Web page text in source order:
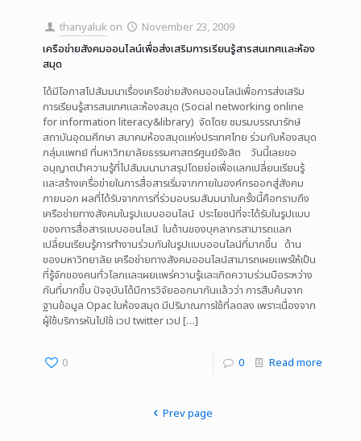
thanyaluk on
November 23, 2009
เครือข่ายสังคมออนไลน์เพื่อส่งเสริมการเรียนรู้สารสนเทศและห้อง
สมุด
ได้มีโอกาสไปสัมมนาเรื่องเครือข่ายสังคมออนไลน์เพื่อการส่งเสริม
การเรียนรู้สารสนเทศและห้องสมุด (Social networking online
for information literacy&library) จัดโดย ชมรมบรรณารักษ์
สถาบันอุดมศึกษา สมาคมห้องสมุดแห่งประเทศไทย ร่วมกับห้องสมุด
กลุ่มแพทย์ ที่มหาวิทยาลัยธรรมศาสตร์ศูนย์รังสิต วันนี้เลยขอ
อนุญาตนำความรู้ที่ไปสัมมนามาสรุปโดยย่อเพื่อแลกเปลี่ยนเรียนรู้
และสร้างเครื่อข่ายในการสื่อสารเริ่มจากภายในองค์กรออกสู่สังคม
ภายนอก ผลที่ได้รับจากการที่ร่วมอบรมสัมมนาในครั้งนี้คือทราบถึง
เครือข่ายทางสังคมในรูปแบบออนไลน์ ประโยชน์ที่จะได้รับในรูปแบบ
ของการสื่อสารแบบออนไลน์ ในด้านของบุคลากรสามารถแลก
เปลี่ยนเรียนรู้การทำงานร่วมกันในรูปแบบออนไลน์ที่มากขึ้น ด้าน
ของมหาวิทยาลัย เครือข่ายทางสังคมออนไลน์สามารถเผยแพร่ให้เป็น
ที่รู้จักของคนทั่วโลกและเผยแพร่ความรู้และเกิดความร่วมมือระหว่าง
กันที่มากขึ้น ปัจจุบันได้มีการวิจัยออกมากันแล้วว่า การสืบค้นจาก
ฐานข้อมูล Opac ในห้องสมุด มีปริมาณการใช้ที่ลดลง เพราะเนื่องจาก
ผู้ใช้บริการหันไปใช้ เวป twitter เวป […]
0 0 Read more
Prev page